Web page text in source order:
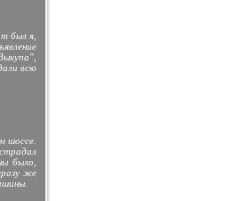
был я,
всю
шоссе.
было,
же